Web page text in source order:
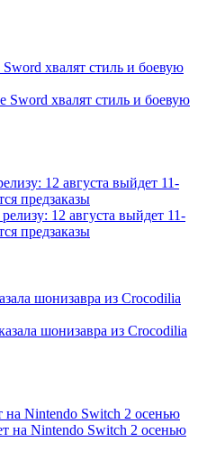
хвалят стиль и боевую
хвалят стиль и боевую
12 августа выйдет 11-
предзаказы
12 августа выйдет 11-
предзаказы
шонизавра из Crocodilia
шонизавра из Crocodilia
на Nintendo Switch 2 осенью
на Nintendo Switch 2 осенью